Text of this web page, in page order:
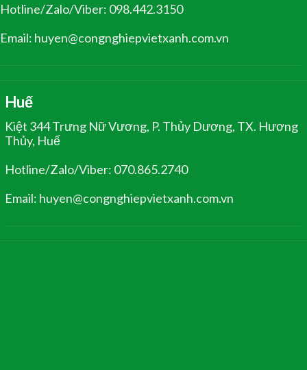
Hotline/Zalo/Viber: 098.442.3150
Email: huyen@congnghiepvietxanh.com.vn
Huế
Kiệt 344 Trưng Nữ Vương, P. Thủy Dương, TX. Hương
Thủy, Huế
Hotline/Zalo/Viber: 070.865.2740
Email: huyen@congnghiepvietxanh.com.vn